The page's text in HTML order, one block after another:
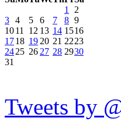
1
2
3 4 5 6 7 8 9
1011 12 13 14 1516
1718 19 20 21 2223
2425 26 27 28 2930
31
Tweets by